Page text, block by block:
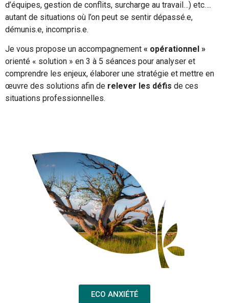
d’équipes, gestion de conflits, surcharge au travail…) etc….
autant de situations où l’on peut se sentir dépassé.e,
démunis.e, incompris.e.
Je vous propose un accompagnement « opérationnel »
orienté « solution » en 3 à 5 séances pour analyser et
comprendre les enjeux, élaborer une stratégie et mettre en
œuvre des solutions afin de relever les défis de ces
situations professionnelles.
ECO ANXIÉTÉ